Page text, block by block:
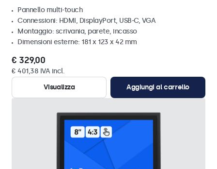
Pannello multi-touch
Connessioni: HDMI, DisplayPort, USB-C, VGA
Montaggio: scrivania, parete, incasso
Dimensioni esterne: 181 x 123 x 42 mm
€ 329,00
€ 401,38 IVA incl.
Visualizza
Aggiungi al carrello